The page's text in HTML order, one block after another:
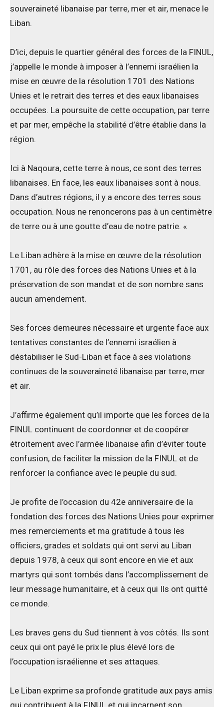
souveraineté libanaise par terre, mer et air, menace le
Liban.
D’ici, depuis le quartier général des forces de la FINUL,
j’appelle le monde à imposer à l’ennemi israélien la
mise en œuvre de la résolution 1701 des Nations
Unies et le retrait des terres et des eaux libanaises
occupées. La poursuite de cette occupation, par terre
et par mer, empêche la stabilité d’être établie dans la
région.
Ici à Naqoura, cette terre à nous, ce sont des terres
libanaises. En face, les eaux libanaises sont à nous.
Dans d’autres régions, il y a encore des terres sous
occupation. Nous ne renoncerons pas à un centimètre
de terre ou à une goutte d’eau de notre patrie. «
Le Liban adhère à la mise en œuvre de la résolution
1701, au rôle des forces des Nations Unies et à la
préservation de son mandat et de son nombre sans
aucun amendement.
Ses forces demeures nécessaire et urgente face aux
tentatives constantes de l’ennemi israélien à
déstabiliser le Sud-Liban et face à ses violations
continues de la souveraineté libanaise par terre, mer
et air.
J’affirme également qu’il importe que les forces de la
FINUL continuent de coordonner et de coopérer
étroitement avec l’armée libanaise afin d’éviter toute
confusion, de faciliter la mission de la FINUL et de
renforcer la confiance avec le peuple du sud.
Je profite de l’occasion du 42e anniversaire de la
fondation des forces des Nations Unies pour exprimer
mes remerciements et ma gratitude à tous les
officiers, grades et soldats qui ont servi au Liban
depuis 1978, à ceux qui sont encore en vie et aux
martyrs qui sont tombés dans l’accomplissement de
leur message humanitaire, et à ceux qui Ils ont quitté
ce monde.
Les braves gens du Sud tiennent à vos côtés. Ils sont
ceux qui ont payé le prix le plus élevé lors de
l’occupation israélienne et ses attaques.
Le Liban exprime sa profonde gratitude aux pays amis